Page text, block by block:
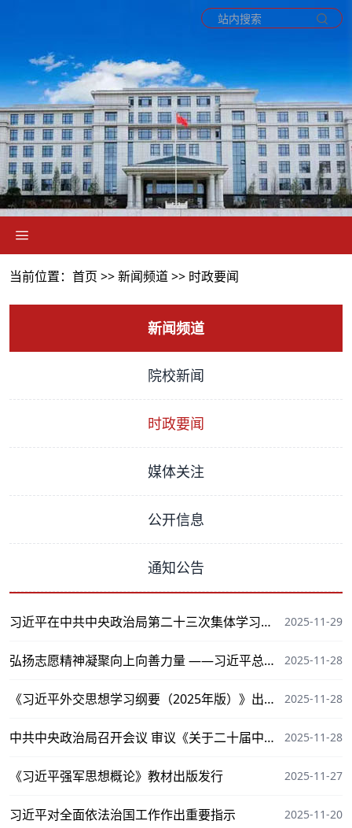
当前位置：首页 >>新闻频道>> 时政要闻
新闻频道
院校新闻
时政要闻
媒体关注
公开信息
通知公告
习近平在中共中央政治局第二十三次集体学习时
正的网络空间
2025-11-29
弘扬志愿精神凝聚向上向善力量 ——习近平总书
2025-11-28
《习近平外交思想学习纲要（2025年版）》出版
2025-11-28
中共中央政治局召开会议 审议《关于二十届中央
共中央总书记习近平主持会议
2025-11-28
《习近平强军思想概论》教材出版发行 2025-11-27
习近平对全面依法治国工作作出重要指示 2025-11-20